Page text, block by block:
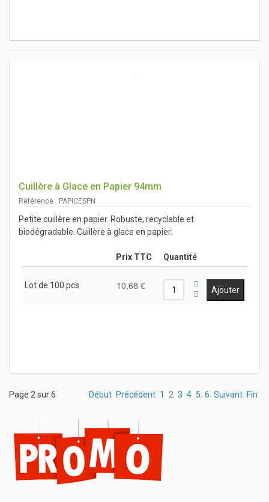
Cuillère à Glace en Papier 94mm
Référence: PAPICESPN
Petite cuillère en papier. Robuste, recyclable et
biodégradable. Cuillère à glace en papier.
Prix TTC Quantité
Lot de 100 pcs 10,68 €
Début Précédent 1 2 3 4 5 6 Suivant Fin
Page 2 sur 6